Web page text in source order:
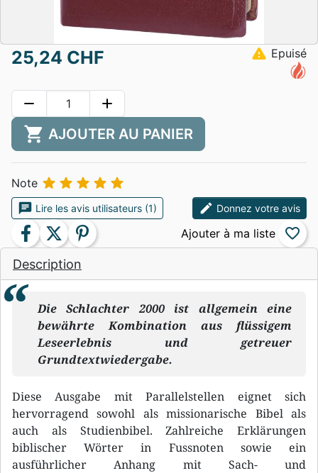
Description
Die Schlachter 2000 ist allgemein eine
bewährte Kombination aus flüssigem
Leseerlebnis und getreuer
Grundtextwiedergabe.
Diese Ausgabe mit Parallelstellen eignet sich
hervorragend sowohl als missionarische Bibel als
auch als Studienbibel. Zahlreiche Erklärungen
biblischer Wörter in Fussnoten sowie ein
ausführlicher Anhang mit Sach- und
25,24 CHF warning Epuisé
remove add
shopping_cart AJOUTER AU PANIER
Note     
chat Lire les avis utilisateurs (1) edit Donnez votre avis
facebook twitter pinterest favorite_border